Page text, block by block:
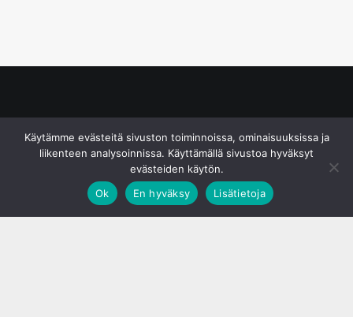
Käytämme evästeitä sivuston toiminnoissa, ominaisuuksissa ja
liikenteen analysoinnissa. Käyttämällä sivustoa hyväksyt
evästeiden käytön.
Ok
En hyväksy Lisätietoja